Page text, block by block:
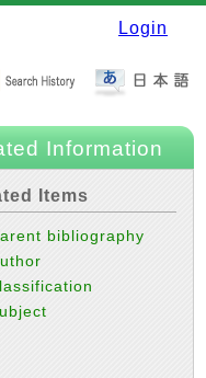
Login
Information
Items
bibliography